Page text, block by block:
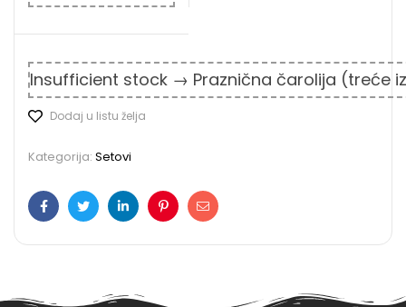
Insufficient stock → Praznična čarolija (treće
Dodaj u listu želja
Kategorija: Setovi
FacebookTwitterLinkedInPinterest
Email